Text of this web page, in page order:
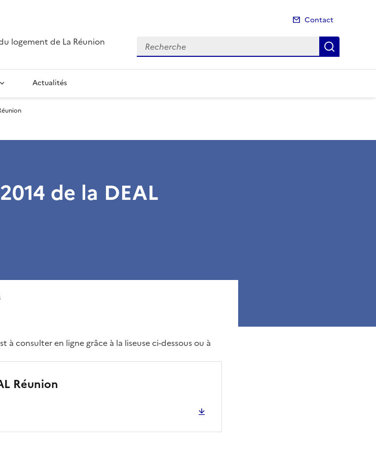
logement de La Réunion
Contact
Recherche
Actualités
de la DEAL
à consulter en ligne grâce à la liseuse ci-dessous ou à
Réunion